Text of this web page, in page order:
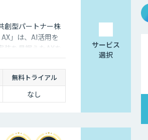
創型パートナー株
」は、AI活用を
を見据えたAXを
、業務再設計ま
無料トライアル
なし
サービス
選択